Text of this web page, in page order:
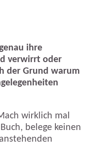
ihre
verwirrt oder
der Grund warum
wirklich mal
belege keinen